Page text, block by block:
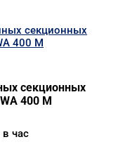
секционных
400 M
час